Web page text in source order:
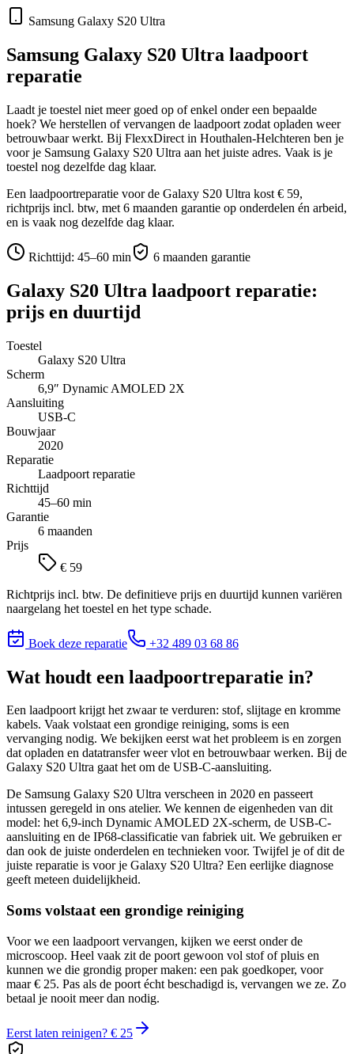
Samsung Galaxy S20 Ultra
Samsung Galaxy S20 Ultra laadpoort
reparatie
Laadt je toestel niet meer goed op of enkel onder een bepaalde
hoek? We herstellen of vervangen de laadpoort zodat opladen weer
betrouwbaar werkt. Bij FlexxDirect in Houthalen-Helchteren ben je
voor je Samsung Galaxy S20 Ultra aan het juiste adres. Vaak is je
toestel nog dezelfde dag klaar.
Een laadpoortreparatie voor de Galaxy S20 Ultra kost € 59,
richtprijs incl. btw, met 6 maanden garantie op onderdelen én arbeid,
en is vaak nog dezelfde dag klaar.
Richttijd: 45–60 min 6 maanden garantie
Galaxy S20 Ultra laadpoort reparatie:
prijs en duurtijd
Toestel
Galaxy S20 Ultra
Scherm
6,9″ Dynamic AMOLED 2X
Aansluiting
USB-C
Bouwjaar
2020
Reparatie
Laadpoort reparatie
Richttijd
45–60 min
Garantie
6 maanden
Prijs
€ 59
Richtprijs incl. btw. De definitieve prijs en duurtijd kunnen variëren
naargelang het toestel en het type schade.
Boek deze reparatie +32 489 03 68 86
Wat houdt een laadpoortreparatie in?
Een laadpoort krijgt het zwaar te verduren: stof, slijtage en kromme
kabels. Vaak volstaat een grondige reiniging, soms is een
vervanging nodig. We bekijken eerst wat het probleem is en zorgen
dat opladen en datatransfer weer vlot en betrouwbaar werken. Bij de
Galaxy S20 Ultra gaat het om de USB-C-aansluiting.
De Samsung Galaxy S20 Ultra verscheen in 2020 en passeert
intussen geregeld in ons atelier. We kennen de eigenheden van dit
model: het 6,9-inch Dynamic AMOLED 2X-scherm, de USB-C-
aansluiting en de IP68-classificatie van fabriek uit. We gebruiken er
dan ook de juiste onderdelen en technieken voor. Twijfel je of dit de
juiste reparatie is voor je Galaxy S20 Ultra? Een eerlijke diagnose
geeft meteen duidelijkheid.
Soms volstaat een grondige reiniging
Voor we een laadpoort vervangen, kijken we eerst onder de
microscoop. Heel vaak zit de poort gewoon vol stof of pluis en
kunnen we die grondig proper maken: een pak goedkoper, voor
maar € 25. Pas als de poort écht beschadigd is, vervangen we ze. Zo
betaal je nooit meer dan nodig.
Eerst laten reinigen? € 25